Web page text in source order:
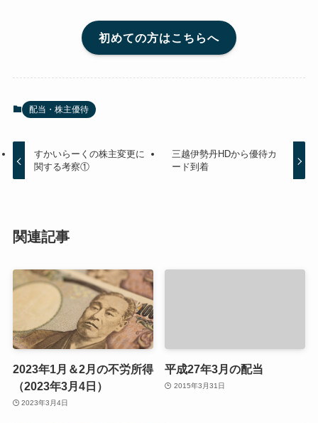
初めての方はこちらへ
配当・株主優待
すかいらーくの株主変更に
関する考察①
三越伊勢丹HDから優待カ
ード到着
関連記事
2023年1月＆2月の不労所得
（2023年3月4日）
2023年3月4日
平成27年3月の配当
2015年3月31日